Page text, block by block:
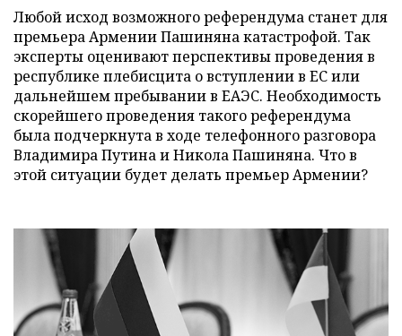
Любой исход возможного референдума станет для
премьера Армении Пашиняна катастрофой. Так
эксперты оценивают перспективы проведения в
республике плебисцита о вступлении в ЕС или
дальнейшем пребывании в ЕАЭС. Необходимость
скорейшего проведения такого референдума
была подчеркнута в ходе телефонного разговора
Владимира Путина и Никола Пашиняна. Что в
этой ситуации будет делать премьер Армении?